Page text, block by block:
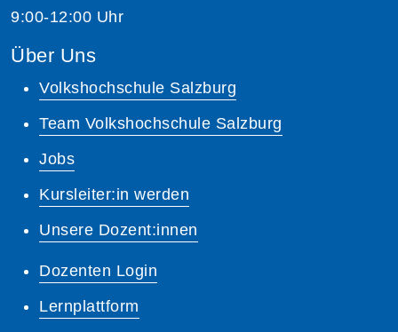
9:00-12:00 Uhr
Über Uns
Volkshochschule Salzburg
Team Volkshochschule Salzburg
Jobs
Kursleiter:in werden
Unsere Dozent:innen
Dozenten Login
Lernplattform